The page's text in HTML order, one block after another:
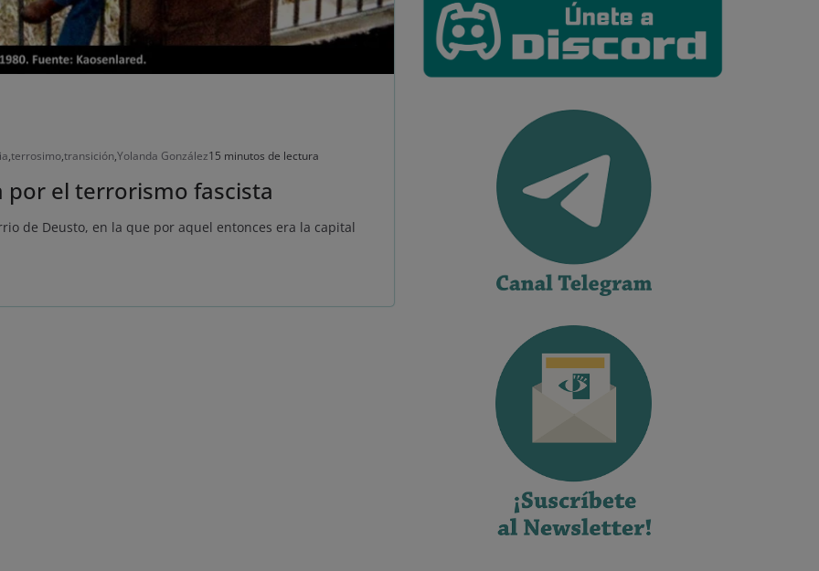
,terrosimo,transición,Yolanda González15 minutos de lectura
por el terrorismo fascista
de Deusto, en la que por aquel entonces era la capital